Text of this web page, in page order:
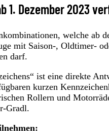
1. Dezember 2023
welche ab
mit Saison-, Oldtimer-
darf.
ist eine direkte
kurzen
Rollern und
Gradl.